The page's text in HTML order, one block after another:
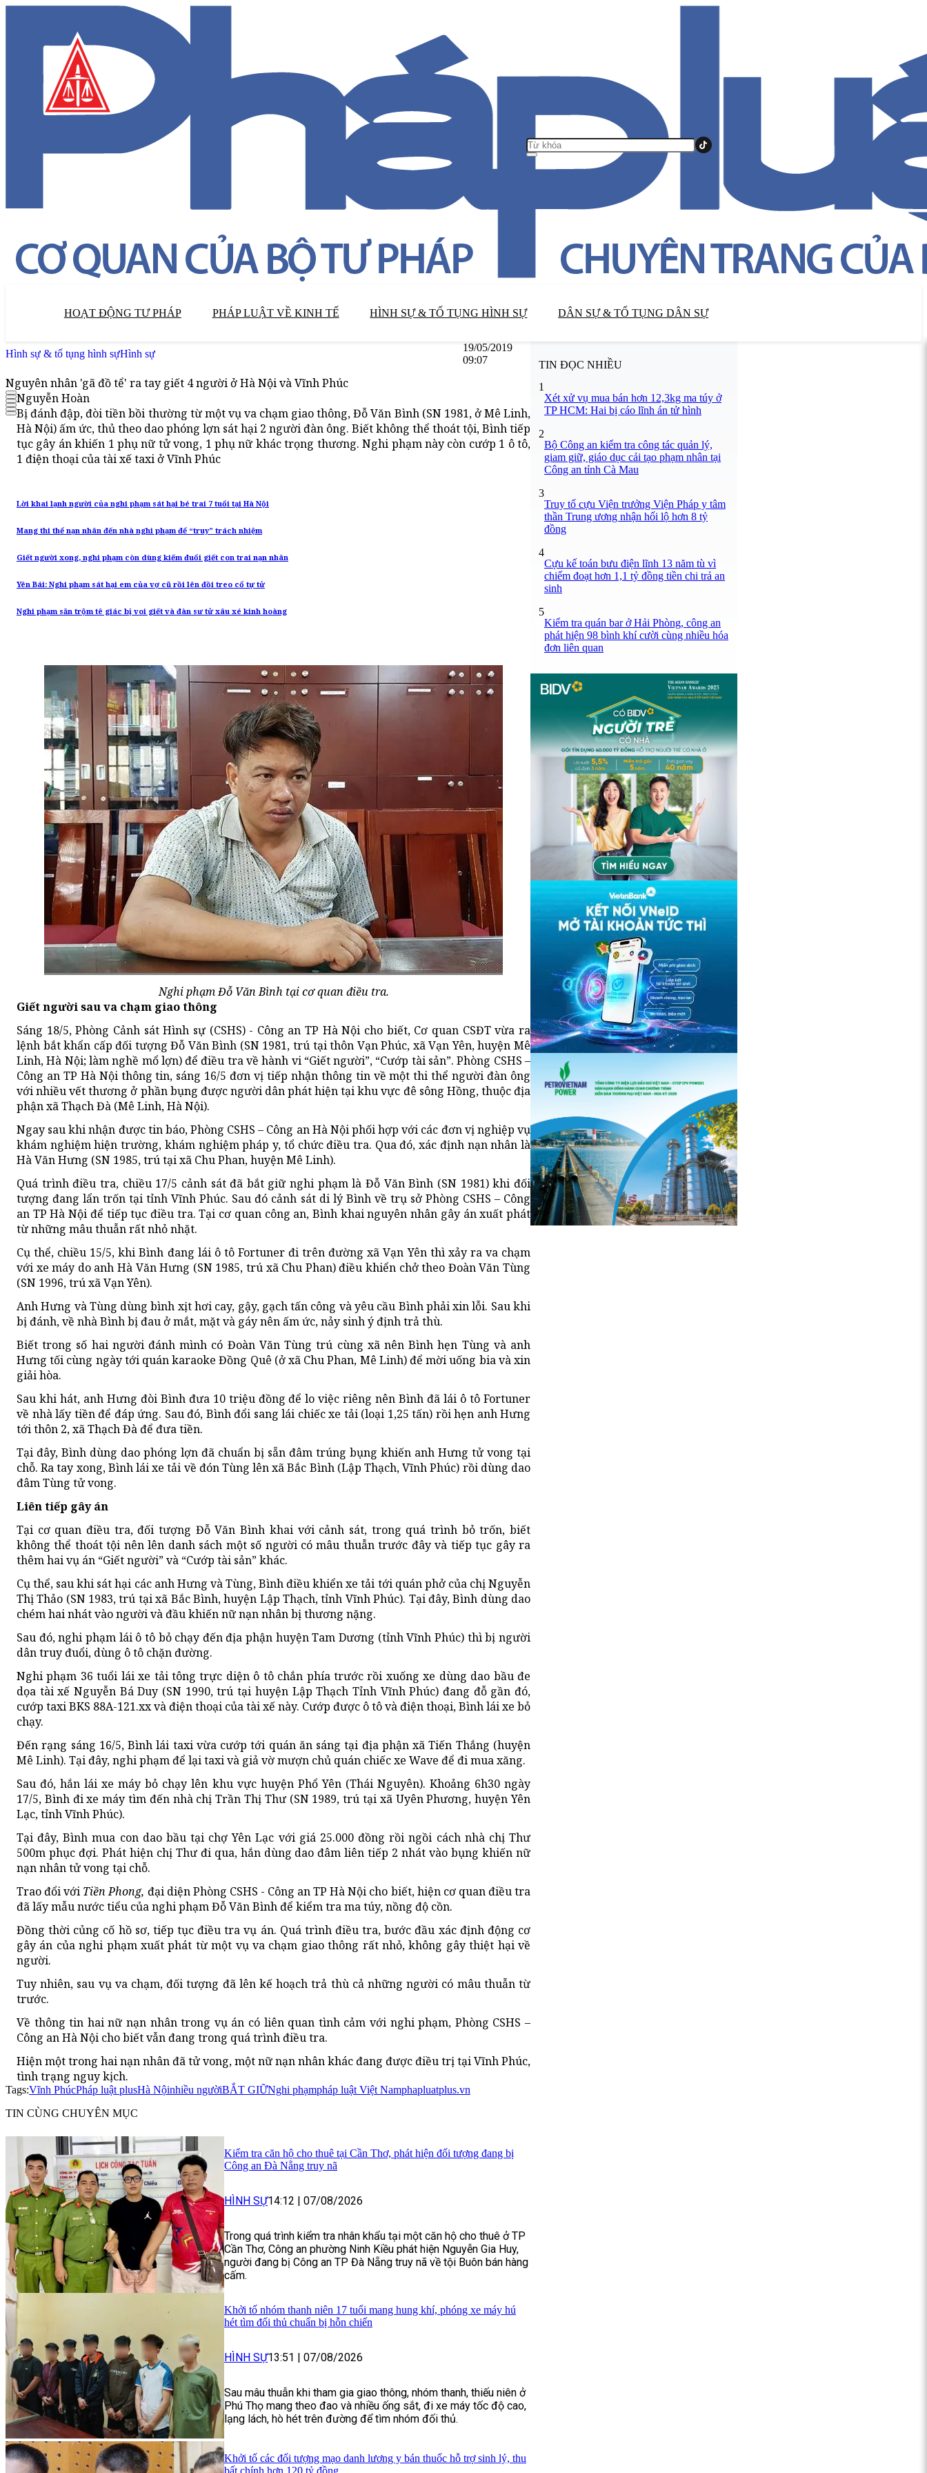
HOẠT ĐỘNG TƯ PHÁP PHÁP LUẬT VỀ KINH TẾ HÌNH SỰ & TỐ TỤNG HÌNH SỰ DÂN SỰ & TỐ TỤNG DÂN SỰ
Hình sự & tố tụng hình sựHình sự
19/05/2019
09:07
Nguyên nhân 'gã đồ tể' ra tay giết 4 người ở Hà Nội và Vĩnh Phúc
Nguyễn Hoàn
Bị đánh đập, đòi tiền bồi thường từ một vụ va chạm giao thông, Đỗ Văn Bình (SN 1981, ở Mê Linh,
Hà Nội) ấm ức, thủ theo dao phóng lợn sát hại 2 người đàn ông. Biết không thể thoát tội, Bình tiếp
tục gây án khiến 1 phụ nữ tử vong, 1 phụ nữ khác trọng thương. Nghi phạm này còn cướp 1 ô tô,
1 điện thoại của tài xế taxi ở Vĩnh Phúc
Lời khai lạnh người của nghi phạm sát hại bé trai 7 tuổi tại Hà Nội
Mang thi thể nạn nhân đến nhà nghi phạm để “truy” trách nhiệm
Giết người xong, nghi phạm còn dùng kiếm đuổi giết con trai nạn nhân
Yên Bái: Nghi phạm sát hại em của vợ cũ rồi lên đồi treo cổ tự tử
Nghi phạm săn trộm tê giác bị voi giết và đàn sư tử xâu xé kinh hoàng
Nghi phạm Đỗ Văn Bình tại cơ quan điều tra.
Giết người sau va chạm giao thông
Sáng 18/5, Phòng Cảnh sát Hình sự (CSHS) - Công an TP Hà Nội cho biết, Cơ quan CSĐT vừa ra
lệnh bắt khẩn cấp đối tượng Đỗ Văn Bình (SN 1981, trú tại thôn Vạn Phúc, xã Vạn Yên, huyện Mê
Linh, Hà Nội; làm nghề mổ lợn) để điều tra về hành vi “Giết người”, “Cướp tài sản”. Phòng CSHS –
Công an TP Hà Nội thông tin, sáng 16/5 đơn vị tiếp nhận thông tin về một thi thể người đàn ông
với nhiều vết thương ở phần bụng được người dân phát hiện tại khu vực đê sông Hồng, thuộc địa
phận xã Thạch Đà (Mê Linh, Hà Nội).
Ngay sau khi nhận được tin báo, Phòng CSHS – Công an Hà Nội phối hợp với các đơn vị nghiệp vụ
khám nghiệm hiện trường, khám nghiệm pháp y, tổ chức điều tra. Qua đó, xác định nạn nhân là
Hà Văn Hưng (SN 1985, trú tại xã Chu Phan, huyện Mê Linh).
Quá trình điều tra, chiều 17/5 cảnh sát đã bắt giữ nghi phạm là Đỗ Văn Bình (SN 1981) khi đối
tượng đang lẩn trốn tại tỉnh Vĩnh Phúc. Sau đó cảnh sát di lý Bình về trụ sở Phòng CSHS – Công
an TP Hà Nội để tiếp tục điều tra. Tại cơ quan công an, Bình khai nguyên nhân gây án xuất phát
từ những mâu thuẫn rất nhỏ nhặt.
Cụ thể, chiều 15/5, khi Bình đang lái ô tô Fortuner đi trên đường xã Vạn Yên thì xảy ra va chạm
với xe máy do anh Hà Văn Hưng (SN 1985, trú xã Chu Phan) điều khiển chở theo Đoàn Văn Tùng
(SN 1996, trú xã Vạn Yên).
Anh Hưng và Tùng dùng bình xịt hơi cay, gậy, gạch tấn công và yêu cầu Bình phải xin lỗi. Sau khi
bị đánh, về nhà Bình bị đau ở mắt, mặt và gáy nên ấm ức, nảy sinh ý định trả thù.
Biết trong số hai người đánh mình có Đoàn Văn Tùng trú cùng xã nên Bình hẹn Tùng và anh
Hưng tối cùng ngày tới quán karaoke Đồng Quê (ở xã Chu Phan, Mê Linh) để mời uống bia và xin
giải hòa.
Sau khi hát, anh Hưng đòi Bình đưa 10 triệu đồng để lo việc riêng nên Bình đã lái ô tô Fortuner
về nhà lấy tiền để đáp ứng. Sau đó, Bình đổi sang lái chiếc xe tải (loại 1,25 tấn) rồi hẹn anh Hưng
tới thôn 2, xã Thạch Đà để đưa tiền.
Tại đây, Bình dùng dao phóng lợn đã chuẩn bị sẵn đâm trúng bụng khiến anh Hưng tử vong tại
chỗ. Ra tay xong, Bình lái xe tải về đón Tùng lên xã Bắc Bình (Lập Thạch, Vĩnh Phúc) rồi dùng dao
đâm Tùng tử vong.
Liên tiếp gây án
Tại cơ quan điều tra, đối tượng Đỗ Văn Bình khai với cảnh sát, trong quá trình bỏ trốn, biết
không thể thoát tội nên lên danh sách một số người có mâu thuẫn trước đây và tiếp tục gây ra
thêm hai vụ án “Giết người” và “Cướp tài sản” khác.
Cụ thể, sau khi sát hại các anh Hưng và Tùng, Bình điều khiển xe tải tới quán phở của chị Nguyễn
Thị Thảo (SN 1983, trú tại xã Bắc Bình, huyện Lập Thạch, tỉnh Vĩnh Phúc). Tại đây, Bình dùng dao
chém hai nhát vào người và đầu khiến nữ nạn nhân bị thương nặng.
Sau đó, nghi phạm lái ô tô bỏ chạy đến địa phận huyện Tam Dương (tỉnh Vĩnh Phúc) thì bị người
dân truy đuổi, dùng ô tô chặn đường.
Nghi phạm 36 tuổi lái xe tải tông trực diện ô tô chắn phía trước rồi xuống xe dùng dao bầu đe
dọa tài xế Nguyễn Bá Duy (SN 1990, trú tại huyện Lập Thạch Tỉnh Vĩnh Phúc) đang đỗ gần đó,
cướp taxi BKS 88A-121.xx và điện thoại của tài xế này. Cướp được ô tô và điện thoại, Bình lái xe bỏ
chạy.
Đến rạng sáng 16/5, Bình lái taxi vừa cướp tới quán ăn sáng tại địa phận xã Tiến Thắng (huyện
Mê Linh). Tại đây, nghi phạm để lại taxi và giả vờ mượn chủ quán chiếc xe Wave để đi mua xăng.
Sau đó, hắn lái xe máy bỏ chạy lên khu vực huyện Phổ Yên (Thái Nguyên). Khoảng 6h30 ngày
17/5, Bình đi xe máy tìm đến nhà chị Trần Thị Thư (SN 1989, trú tại xã Uyên Phương, huyện Yên
Lạc, tỉnh Vĩnh Phúc).
Tại đây, Bình mua con dao bầu tại chợ Yên Lạc với giá 25.000 đồng rồi ngồi cách nhà chị Thư
500m phục đợi. Phát hiện chị Thư đi qua, hắn dùng dao đâm liên tiếp 2 nhát vào bụng khiến nữ
nạn nhân tử vong tại chỗ.
Trao đổi với Tiền Phong, đại diện Phòng CSHS - Công an TP Hà Nội cho biết, hiện cơ quan điều tra
đã lấy mẫu nước tiểu của nghi phạm Đỗ Văn Bình để kiểm tra ma túy, nồng độ cồn.
Đồng thời củng cố hồ sơ, tiếp tục điều tra vụ án. Quá trình điều tra, bước đầu xác định động cơ
gây án của nghi phạm xuất phát từ một vụ va chạm giao thông rất nhỏ, không gây thiệt hại về
người.
Tuy nhiên, sau vụ va chạm, đối tượng đã lên kế hoạch trả thù cả những người có mâu thuẫn từ
trước.
Về thông tin hai nữ nạn nhân trong vụ án có liên quan tình cảm với nghi phạm, Phòng CSHS –
Công an Hà Nội cho biết vẫn đang trong quá trình điều tra.
Hiện một trong hai nạn nhân đã tử vong, một nữ nạn nhân khác đang được điều trị tại Vĩnh Phúc,
tình trạng nguy kịch.
Tags:Vĩnh PhúcPháp luật plusHà Nộinhiều ngườiBẮT GIỮNghi phạmpháp luật Việt Namphapluatplus.vn
TIN CÙNG CHUYÊN MỤC
Kiểm tra căn hộ cho thuê tại Cần Thơ, phát hiện đối tượng đang bị
Công an Đà Nẵng truy nã
HÌNH SỰ14:12 | 07/08/2026
Trong quá trình kiểm tra nhân khẩu tại một căn hộ cho thuê ở TP
Cần Thơ, Công an phường Ninh Kiều phát hiện Nguyễn Gia Huy,
người đang bị Công an TP Đà Nẵng truy nã về tội Buôn bán hàng
cấm.
Khởi tố nhóm thanh niên 17 tuổi mang hung khí, phóng xe máy hú
hét tìm đối thủ chuẩn bị hỗn chiến
HÌNH SỰ13:51 | 07/08/2026
Sau mâu thuẫn khi tham gia giao thông, nhóm thanh, thiếu niên ở
Phú Thọ mang theo đao và nhiều ống sắt, đi xe máy tốc độ cao,
lạng lách, hò hét trên đường để tìm nhóm đối thủ.
Khởi tố các đối tượng mạo danh lương y bán thuốc hỗ trợ sinh lý, thu
TIN ĐỌC NHIỀU
1
Xét xử vụ mua bán hơn 12,3kg ma túy ở
TP HCM: Hai bị cáo lĩnh án tử hình
2
Bộ Công an kiểm tra công tác quản lý,
giam giữ, giáo dục cải tạo phạm nhân tại
Công an tỉnh Cà Mau
3
Truy tố cựu Viện trưởng Viện Pháp y tâm
thần Trung ương nhận hối lộ hơn 8 tỷ
đồng
4
Cựu kế toán bưu điện lĩnh 13 năm tù vì
chiếm đoạt hơn 1,1 tỷ đồng tiền chi trả an
sinh
5
Kiểm tra quán bar ở Hải Phòng, công an
phát hiện 98 bình khí cười cùng nhiều hóa
đơn liên quan